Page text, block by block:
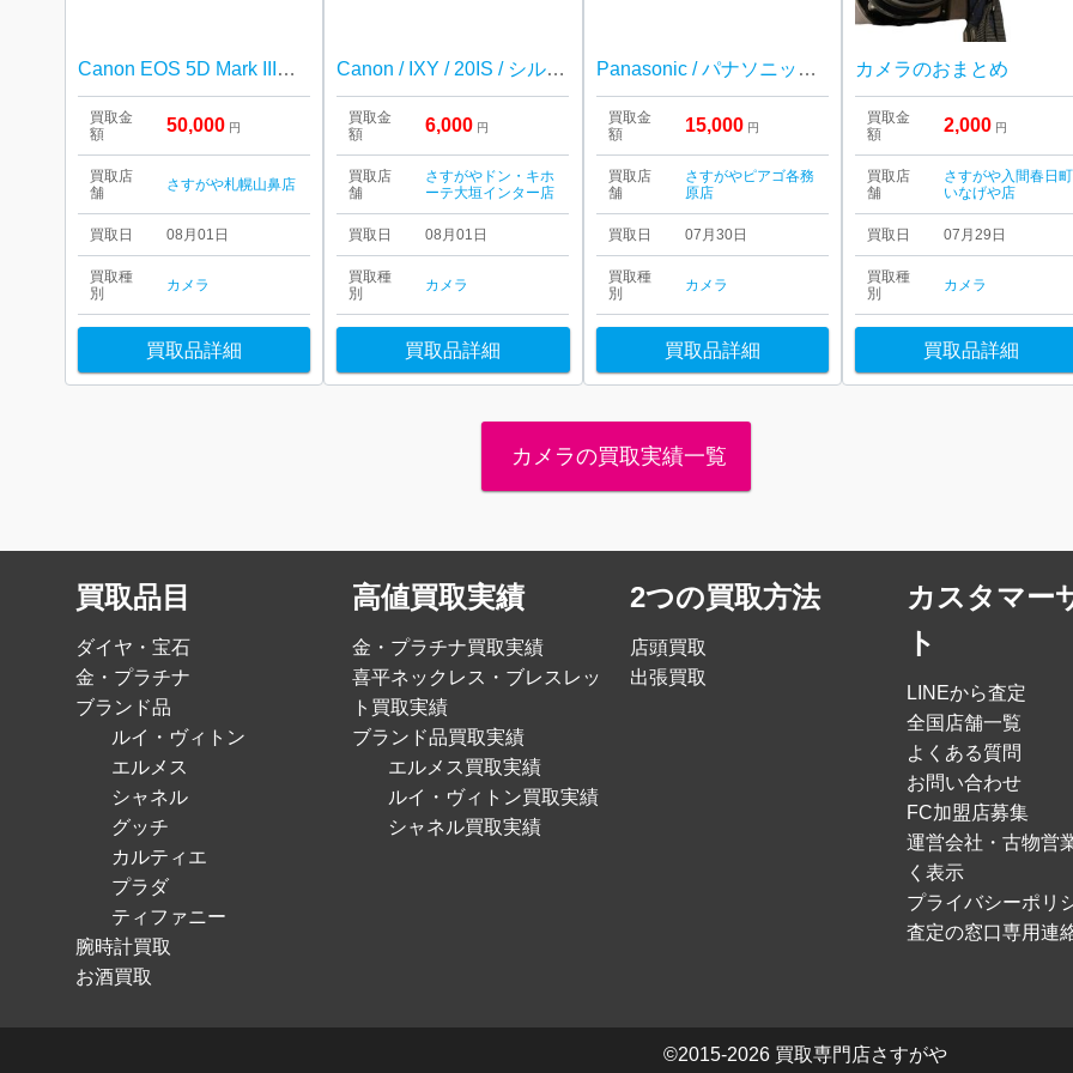
Canon EOS 5D Mark III（ボディ）
買取金
額
50,000 円
買取店
舗
さすがや札幌山鼻店
買取日 08月01日
買取種
別
カメラ
買取品詳細
Canon / IXY / 20IS / シルバー / デジカメ / キャノン / コンパクトカメラ
買取金
額
6,000 円
買取店
舗
さすがやドン・キホ
ーテ大垣インター店
買取日 08月01日
買取種
別
カメラ
買取品詳細
Panasonic / パナソニック / ビデオカメラ / デジタルカメラ / カメラ / HC-VX985M
買取金
額
15,000 円
買取店
舗
さすがやピアゴ各務
原店
買取日 07月30日
買取種
別
カメラ
買取品詳細
カメラのおまとめ
買取金
額
2,000 円
買取店
舗
さすがや入間春日町
いなげや店
買取日 07月29日
買取種
別
カメラ
買取品詳細
カメラの買取実績一覧
買取品目
ダイヤ・宝石
金・プラチナ
ブランド品
ルイ・ヴィトン
エルメス
シャネル
グッチ
カルティエ
プラダ
ティファニー
腕時計買取
お酒買取
高値買取実績
金・プラチナ買取実績
喜平ネックレス・ブレスレッ
ト買取実績
ブランド品買取実績
エルメス買取実績
ルイ・ヴィトン買取実績
シャネル買取実績
2つの買取方法
店頭買取
出張買取
カスタマー
ト
LINEから査定
全国店舗一覧
よくある質問
お問い合わせ
FC加盟店募集
運営会社・古物営
く表示
プライバシーポリ
査定の窓口専用連
©2015-2026 買取専門店さすがや